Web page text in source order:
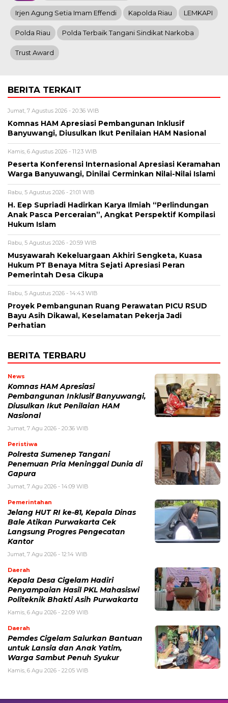
Irjen Agung Setia Imam Effendi Kapolda Riau LEMKAPI
Polda Riau Polda Terbaik Tangani Sindikat Narkoba
Trust Award
BERITA TERKAIT
Jumat, 7 Agustus 2026 - 20:36 WIB
Komnas HAM Apresiasi Pembangunan Inklusif
Banyuwangi, Diusulkan Ikut Penilaian HAM Nasional
Kamis, 6 Agustus 2026 - 11:23 WIB
Peserta Konferensi Internasional Apresiasi Keramahan
Warga Banyuwangi, Dinilai Cerminkan Nilai-Nilai Islami
Rabu, 5 Agustus 2026 - 21:01 WIB
H. Eep Supriadi Hadirkan Karya Ilmiah “Perlindungan
Anak Pasca Perceraian”, Angkat Perspektif Kompilasi
Hukum Islam
Rabu, 5 Agustus 2026 - 20:59 WIB
Musyawarah Kekeluargaan Akhiri Sengketa, Kuasa
Hukum PT Benaya Mitra Sejati Apresiasi Peran
Pemerintah Desa Cikupa
Rabu, 5 Agustus 2026 - 14:43 WIB
Proyek Pembangunan Ruang Perawatan PICU RSUD
Bayu Asih Dikawal, Keselamatan Pekerja Jadi
Perhatian
BERITA TERBARU
News
Komnas HAM Apresiasi
Pembangunan Inklusif Banyuwangi,
Diusulkan Ikut Penilaian HAM
Nasional
Jumat, 7 Agu 2026 - 20:36 WIB
Peristiwa
Polresta Sumenep Tangani
Penemuan Pria Meninggal Dunia di
Gapura
Jumat, 7 Agu 2026 - 14:09 WIB
Pemerintahan
Jelang HUT RI ke-81, Kepala Dinas
Bale Atikan Purwakarta Cek
Langsung Progres Pengecatan
Kantor
Jumat, 7 Agu 2026 - 12:14 WIB
Daerah
Kepala Desa Cigelam Hadiri
Penyampaian Hasil PKL Mahasiswi
Politeknik Bhakti Asih Purwakarta
Kamis, 6 Agu 2026 - 22:09 WIB
Daerah
Pemdes Cigelam Salurkan Bantuan
untuk Lansia dan Anak Yatim,
Warga Sambut Penuh Syukur
Kamis, 6 Agu 2026 - 22:05 WIB